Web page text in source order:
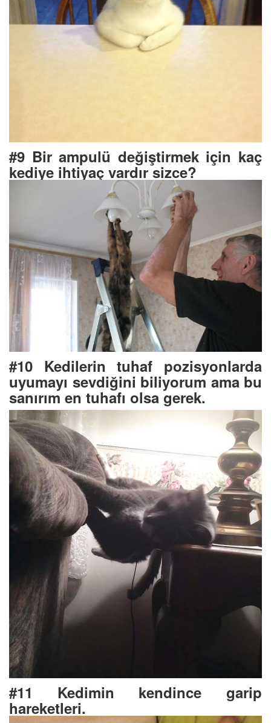
#9 Bir ampulü değiştirmek için kaç
kediye ihtiyaç vardır sizce?
#10 Kedilerin tuhaf pozisyonlarda
uyumayı sevdiğini biliyorum ama bu
sanırım en tuhafı olsa gerek.
#11 Kedimin kendince garip
hareketleri.